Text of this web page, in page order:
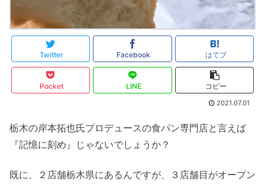
Twitter Facebook はてブ
Pocket LINE コピー
2021.07.01
栃木の岸本拓也氏プロデュースの食パン専門店と言えば
『記憶に刻め』じゃないでしょうか？
既に、２店舗栃木県にあるんですが、３店舗目がオープン